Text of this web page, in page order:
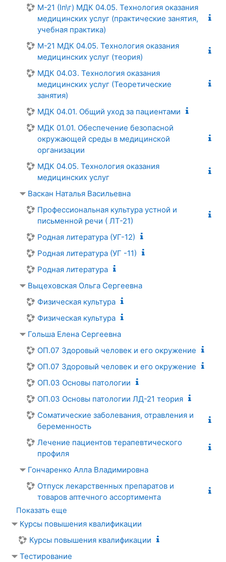
М-21 (Iп\г) МДК 04.05. Технология оказания
медицинских услуг (практические занятия,
учебная практика)
М-21 МДК 04.05. Технология оказания
медицинских услуг (теория)
МДК 04.03. Технология оказания
медицинских услуг (Теоретические
занятия)
МДК 04.01. Общий уход за пациентами
МДК 01.01. Обеспечение безопасной
окружающей среды в медицинской
организации
МДК 04.05. Технология оказания
медицинских услуг
Васкан Наталья Васильевна
Профессиональная культура устной и
письменной речи ( ЛТ-21)
Родная литература (УГ-12)
Родная литература (УГ -11)
Родная литература
Выцеховская Ольга Сергеевна
Физическая культура
Физическая культура
Гольша Елена Сергеевна
ОП.07 Здоровый человек и его окружение
ОП.07 Здоровый человек и его окружение
ОП.03 Основы патологии
ОП.03 Основы патологии ЛД-21 теория
Соматические заболевания, отравления и
беременность
Лечение пациентов терапевтического
профиля
Гончаренко Алла Владимировна
Отпуск лекарственных препаратов и
товаров аптечного ассортимента
Показать еще
Курсы повышения квалификации
Курсы повышения квалификации
Тестирование